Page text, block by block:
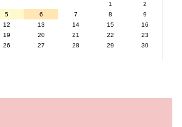
1
2
5 6 7 8
9
12 13 14 15
16
19 20 21 22
23
26 27 28 29
30